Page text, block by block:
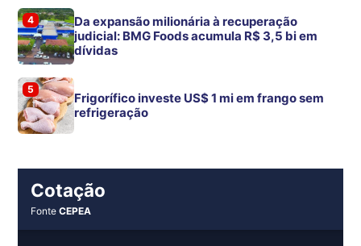
4
Da expansão milionária à recuperação
judicial: BMG Foods acumula R$ 3,5 bi em
dívidas
5
Frigorífico investe US$ 1 mi em frango sem
refrigeração
Cotação
FonteCEPEA